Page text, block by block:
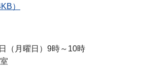
）
（月曜日）9時～10時